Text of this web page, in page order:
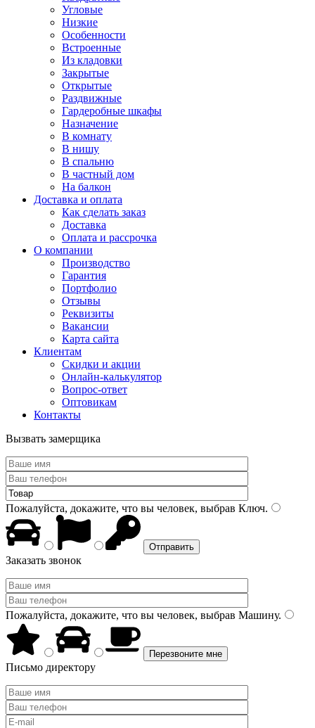
Угловые
Низкие
Особенности
Встроенные
Из кладовки
Закрытые
Открытые
Раздвижные
Гардеробные шкафы
Назначение
В комнату
В нишу
В спальню
В частный дом
На балкон
Доставка и оплата
Как сделать заказ
Доставка
Оплата и рассрочка
О компании
Производство
Гарантия
Портфолио
Отзывы
Реквизиты
Вакансии
Карта сайта
Клиентам
Скидки и акции
Онлайн-калькулятор
Вопрос-ответ
Оптовикам
Контакты
Вызвать замерщика
Пожалуйста, докажите, что вы человек, выбрав Ключ.
Заказать звонок
Пожалуйста, докажите, что вы человек, выбрав Машину.
Письмо директору